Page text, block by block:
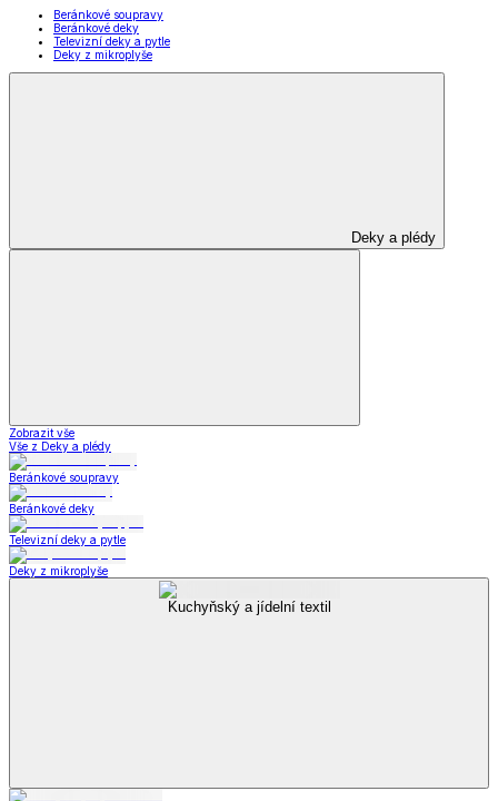
Beránkové soupravy
Beránkové deky
Televizní deky a pytle
Deky z mikroplyše
Deky a plédy
Zobrazit vše
Vše z Deky a plédy
Beránkové soupravy
Beránkové deky
Televizní deky a pytle
Deky z mikroplyše
Kuchyňský a jídelní textil